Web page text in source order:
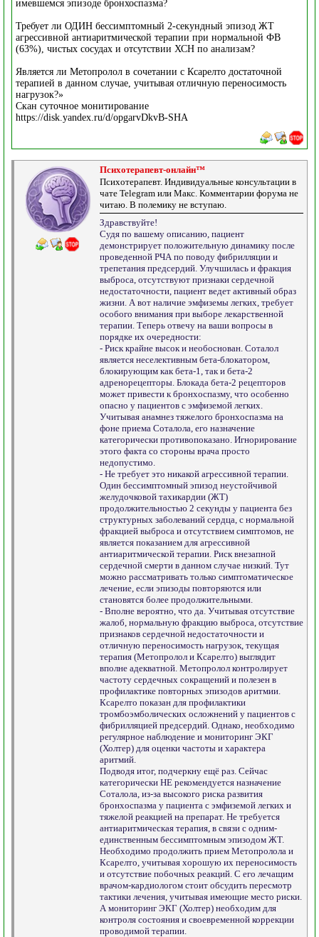
имевшемся эпизоде бронхоспазма?
Требует ли ОДИН бессимптомный 2-секундный эпизод ЖТ
агрессивной антиаритмической терапии при нормальной ФВ
(63%), чистых сосудах и отсутствии ХСН по анализам?
Является ли Метопролол в сочетании с Ксарелто достаточной
терапией в данном случае, учитывая отличную переносимость
нагрузок?»
Скан суточное монитирование
https://disk.yandex.ru/d/opgarvDkvB-SHA
Психотерапевт-онлайн™
Психотерапевт. Индивидуальные консультации в
чате Telegram или Макс. Комментарии форума не
читаю. В полемику не вступаю.
Здравствуйте!
Судя по вашему описанию, пациент
демонстрирует положительную динамику после
проведенной РЧА по поводу фибрилляции и
трепетания предсердий. Улучшилась и фракция
выброса, отсутствуют признаки сердечной
недостаточности, пациент ведет активный образ
жизни. А вот наличие эмфиземы легких, требует
особого внимания при выборе лекарственной
терапии. Теперь отвечу на ваши вопросы в
порядке их очередности:
- Риск крайне высок и необоснован. Соталол
является неселективным бета-блокатором,
блокирующим как бета-1, так и бета-2
адренорецепторы. Блокада бета-2 рецепторов
может привести к бронхоспазму, что особенно
опасно у пациентов с эмфиземой легких.
Учитывая анамнез тяжелого бронхоспазма на
фоне приема Соталола, его назначение
категорически противопоказано. Игнорирование
этого факта со стороны врача просто
недопустимо.
- Не требует это никакой агрессивной терапии.
Один бессимптомный эпизод неустойчивой
желудочковой тахикардии (ЖТ)
продолжительностью 2 секунды у пациента без
структурных заболеваний сердца, с нормальной
фракцией выброса и отсутствием симптомов, не
является показанием для агрессивной
антиаритмической терапии. Риск внезапной
сердечной смерти в данном случае низкий. Тут
можно рассматривать только симптоматическое
лечение, если эпизоды повторяются или
становятся более продолжительными.
- Вполне вероятно, что да. Учитывая отсутствие
жалоб, нормальную фракцию выброса, отсутствие
признаков сердечной недостаточности и
отличную переносимость нагрузок, текущая
терапия (Метопролол и Ксарелто) выглядит
вполне адекватной. Метопролол контролирует
частоту сердечных сокращений и полезен в
профилактике повторных эпизодов аритмии.
Ксарелто показан для профилактики
тромбоэмболических осложнений у пациентов с
фибрилляцией предсердий. Однако, необходимо
регулярное наблюдение и мониторинг ЭКГ
(Холтер) для оценки частоты и характера
аритмий.
Подводя итог, подчеркну ещё раз. Сейчас
категорически НЕ рекомендуется назначение
Соталола, из-за высокого риска развития
бронхоспазма у пациента с эмфиземой легких и
тяжелой реакцией на препарат. Не требуется
антиаритмическая терапия, в связи с одним-
единственным бессимптомным эпизодом ЖТ.
Необходимо продолжить прием Метопролола и
Ксарелто, учитывая хорошую их переносимость
и отсутствие побочных реакций. С его лечащим
врачом-кардиологом стоит обсудить пересмотр
тактики лечения, учитывая имеющие место риски.
А мониторинг ЭКГ (Холтер) необходим для
контроля состояния и своевременной коррекции
проводимой терапии.